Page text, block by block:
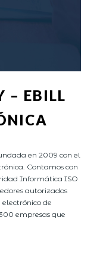
– EBILL
en 2009 con el
Contamos con
Informática ISO
autorizados
de
empresas que